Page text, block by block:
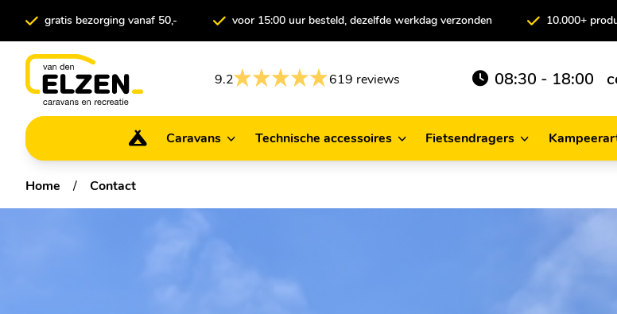
gratis bezorging vanaf 50,- voor 15:00 uur besteld, dezelfde werkdag verzonden 10.000+
9.2 619 reviews 08:30 - 18:00
Caravans
Technische accessoires
Fietsendragers
Home / Contact